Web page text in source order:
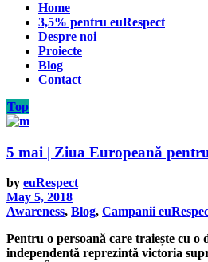
Home
3,5% pentru euRespect
Despre noi
Proiecte
Blog
Contact
Top
5 mai | Ziua Europeană
by euRespect
May 5, 2018
Awareness, Blog, Campanii
Pentru o persoană care traiește cu o
independentă reprezintă victoria